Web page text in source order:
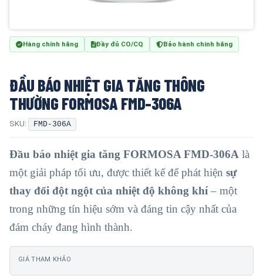
Hàng chính hãng Đầy đủ CO/CQ Bảo hành chính hãng
ĐẦU BÁO NHIỆT GIA TĂNG THÔNG
THƯỜNG FORMOSA FMD-306A
SKU: FMD-306A
Đầu báo nhiệt gia tăng FORMOSA FMD-306A là
một giải pháp tối ưu, được thiết kế để phát hiện sự
thay đổi đột ngột của nhiệt độ không khí– một
trong những tín hiệu sớm và đáng tin cậy nhất của
đám cháy đang hình thành.
GIÁ THAM KHẢO